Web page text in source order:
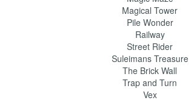
Magical Tower
Pile Wonder
Railway
Street Rider
Suleimans Treasure
The Brick Wall
Trap and Turn
Vex